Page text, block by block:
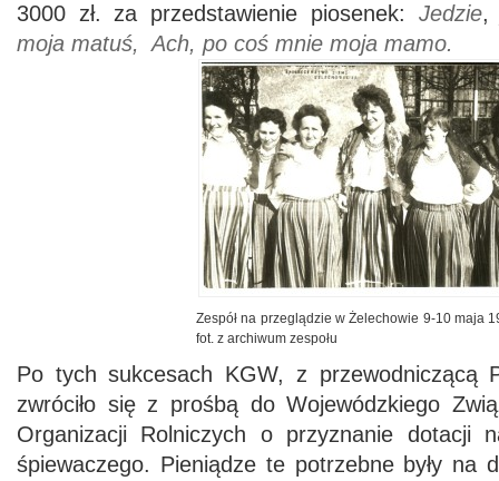
3000 zł. za przedstawienie piosenek: Jedzie
moja matuś, Ach, po coś mnie moja mamo.
Zespół na przeglądzie w Żelechowie 9-10 maja
fot. z archiwum zespołu
Po tych sukcesach KGW, z przewodniczącą
zwróciło się z prośbą do Wojewódzkiego
Organizacji Rolniczych o przyznanie dotacji
śpiewaczego. Pieniądze te potrzebne były na